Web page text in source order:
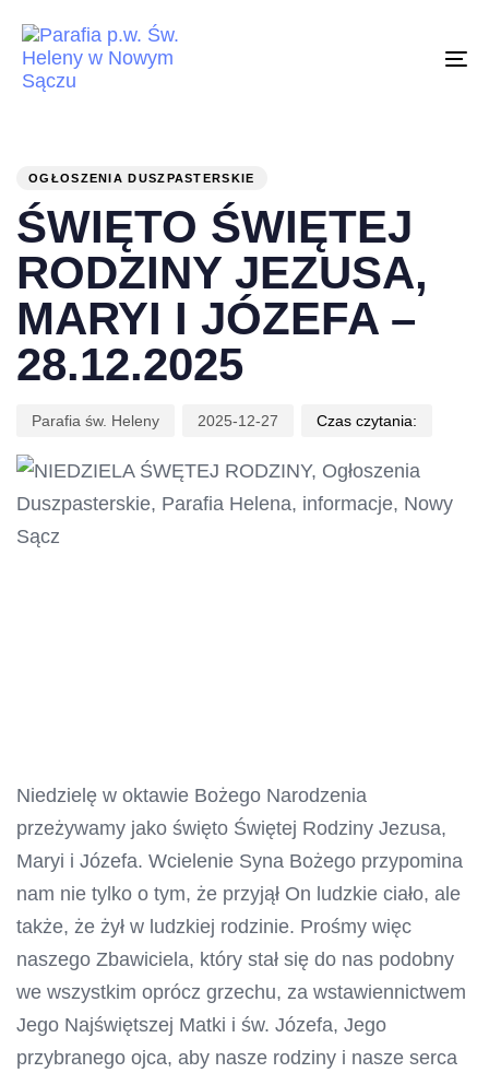
links to
primary
to
content
OGŁOSZENIA DUSZPASTERSKIE
ŚWIĘTO ŚWIĘTEJ
RODZINY JEZUSA,
MARYI I JÓZEFA –
28.12.2025
Parafia św. Heleny 2025-12-27 Czas czytania:
Niedzielę w oktawie Bożego Narodzenia
przeżywamy jako święto Świętej Rodziny Jezusa,
Maryi i Józefa. Wcielenie Syna Bożego przypomina
nam nie tylko o tym, że przyjął On ludzkie ciało, ale
także, że żył w ludzkiej rodzinie. Prośmy więc
naszego Zbawiciela, który stał się do nas podobny
we wszystkim oprócz grzechu, za wstawiennictwem
Jego Najświętszej Matki i św. Józefa, Jego
przybranego ojca, aby nasze rodziny i nasze serca